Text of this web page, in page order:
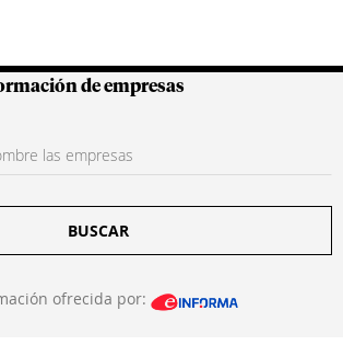
Colombianas
de empresas
BUSCAR
ofrecida por: